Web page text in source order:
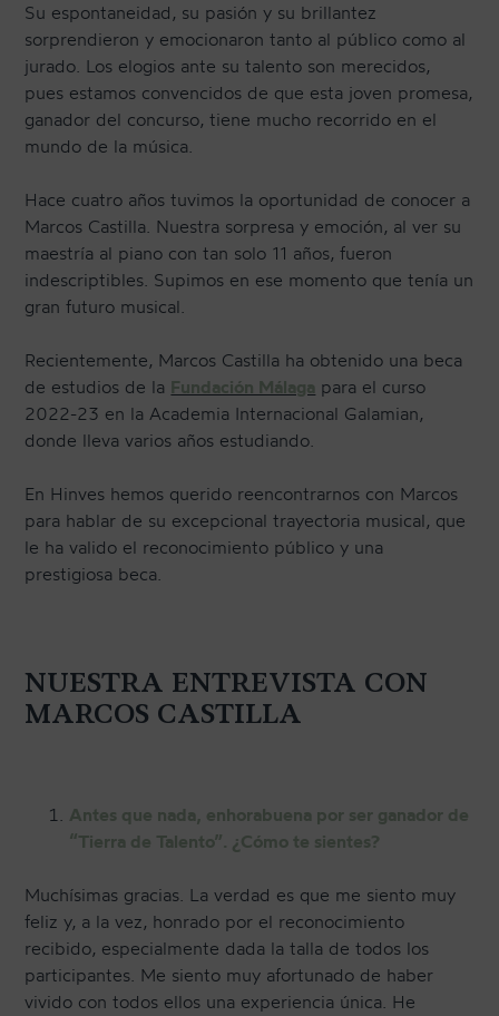
Su espontaneidad, su pasión y su brillantez
sorprendieron y emocionaron tanto al público como al
jurado. Los elogios ante su talento son merecidos,
pues estamos convencidos de que esta joven promesa,
ganador del concurso, tiene mucho recorrido en el
mundo de la música.
Hace cuatro años tuvimos la oportunidad de conocer a
Marcos Castilla. Nuestra sorpresa y emoción, al ver su
maestría al piano con tan solo 11 años, fueron
indescriptibles. Supimos en ese momento que tenía un
gran futuro musical.
Recientemente, Marcos Castilla ha obtenido una beca
de estudios de la Fundación Málaga para el curso
2022-23 en la Academia Internacional Galamian,
donde lleva varios años estudiando.
En Hinves hemos querido reencontrarnos con Marcos
para hablar de su excepcional trayectoria musical, que
le ha valido el reconocimiento público y una
prestigiosa beca.
NUESTRA ENTREVISTA CON
MARCOS CASTILLA
Antes que nada, enhorabuena por ser ganador de
“Tierra de Talento”. ¿Cómo te sientes?
Muchísimas gracias. La verdad es que me siento muy
feliz y, a la vez, honrado por el reconocimiento
recibido, especialmente dada la talla de todos los
participantes. Me siento muy afortunado de haber
vivido con todos ellos una experiencia única. He